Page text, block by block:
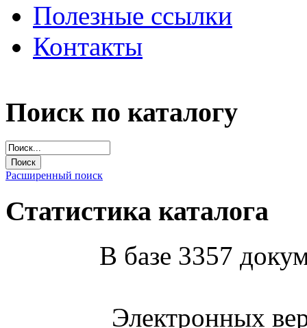
Полезные ссылки
Контакты
Поиск по каталогу
Расширенный поиск
Статистика каталога
В базе 3357
Электронных